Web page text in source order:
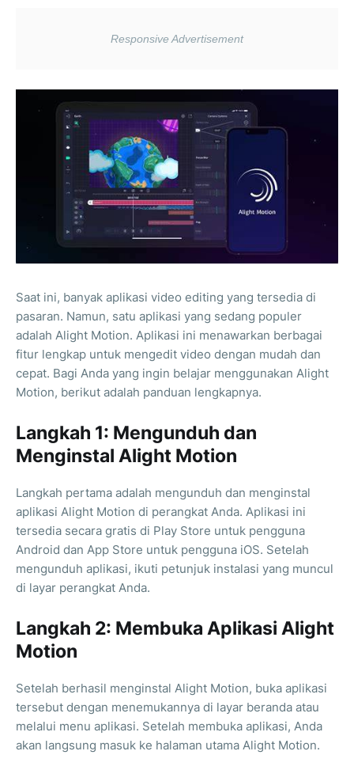
Saat ini, banyak aplikasi video editing yang tersedia di
pasaran. Namun, satu aplikasi yang sedang populer
adalah Alight Motion. Aplikasi ini menawarkan berbagai
fitur lengkap untuk mengedit video dengan mudah dan
cepat. Bagi Anda yang ingin belajar menggunakan Alight
Motion, berikut adalah panduan lengkapnya.
Langkah 1: Mengunduh dan
Menginstal Alight Motion
Langkah pertama adalah mengunduh dan menginstal
aplikasi Alight Motion di perangkat Anda. Aplikasi ini
tersedia secara gratis di Play Store untuk pengguna
Android dan App Store untuk pengguna iOS. Setelah
mengunduh aplikasi, ikuti petunjuk instalasi yang muncul
di layar perangkat Anda.
Langkah 2: Membuka Aplikasi Alight
Motion
Setelah berhasil menginstal Alight Motion, buka aplikasi
tersebut dengan menemukannya di layar beranda atau
melalui menu aplikasi. Setelah membuka aplikasi, Anda
akan langsung masuk ke halaman utama Alight Motion.